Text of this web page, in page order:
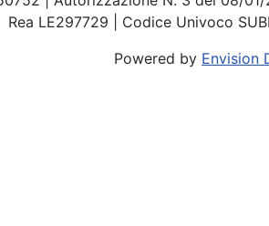
Rea LE297729 | Codice Univoco
Powered by Envision